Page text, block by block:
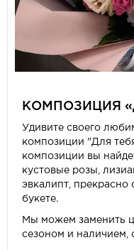
КОМПОЗИЦИЯ
Удивите своего
композиции "Для
композиции вы
кустовые розы,
эвкалипт,
букете.
Мы можем заменить
сезоном и наличием,